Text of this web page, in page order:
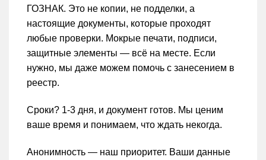
ГОЗНАК. Это не копии, не подделки, а
настоящие документы, которые проходят
любые проверки. Мокрые печати, подписи,
защитные элементы — всё на месте. Если
нужно, мы даже можем помочь с занесением в
реестр.
Сроки? 1-3 дня, и документ готов. Мы ценим
ваше время и понимаем, что ждать некогда.
Анонимность — наш приоритет. Ваши данные